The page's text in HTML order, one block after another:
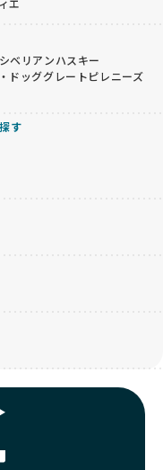
エ
シベリアンハスキー
ドッググレートピレニーズ
す